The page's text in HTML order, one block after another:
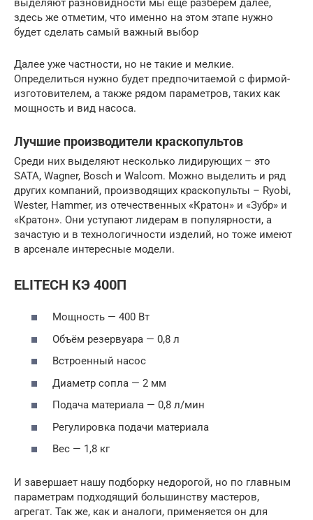
выделяют разновидности мы ещё разберём далее,
здесь же отметим, что именно на этом этапе нужно
будет сделать самый важный выбор
Далее уже частности, но не такие и мелкие.
Определиться нужно будет предпочитаемой с фирмой-
изготовителем, а также рядом параметров, таких как
мощность и вид насоса.
Лучшие производители краскопультов
Среди них выделяют несколько лидирующих – это
SATA, Wagner, Bosch и Walcom. Можно выделить и ряд
других компаний, производящих краскопульты – Ryobi,
Wester, Hammer, из отечественных «Кратон» и «Зубр» и
«Кратон». Они уступают лидерам в популярности, а
зачастую и в технологичности изделий, но тоже имеют
в арсенале интересные модели.
ELITECH КЭ 400П
Мощность — 400 Вт
Объём резервуара — 0,8 л
Встроенный насос
Диаметр сопла — 2 мм
Подача материала — 0,8 л/мин
Регулировка подачи материала
Вес — 1,8 кг
И завершает нашу подборку недорогой, но по главным
параметрам подходящий большинству мастеров,
агрегат. Так же, как и аналоги, применяется он для